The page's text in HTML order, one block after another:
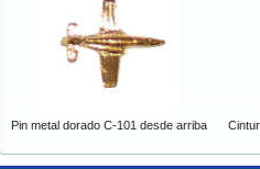
Pin metal dorado C-101 desde arriba